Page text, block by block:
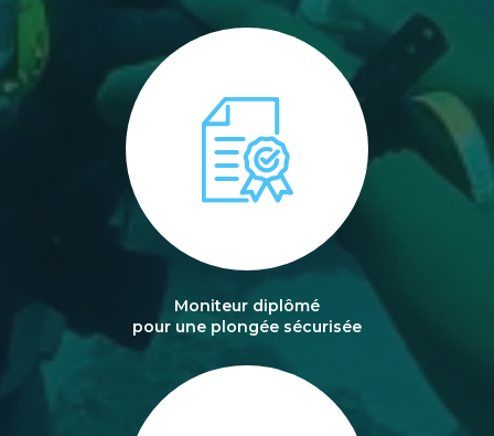
Moniteur diplômé
pour une plongée sécurisée